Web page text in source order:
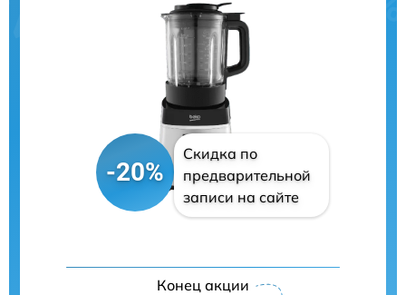
-20%
Скидка по
предварительной
записи на сайте
Конец акции